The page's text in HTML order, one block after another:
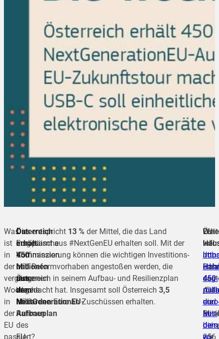
Was
ist
in
der
vergangenen
Woche
in
der
EU
passiert?
Österreich
erhält
450
Millionen
aus
dem
NextGenerationEU-
Aufbauplan
Die
Europäische
Kommission
hat
diese
Woche
im
Rahmen
des
EU-
Das entspricht 13 % der Mittel, die das Land
insgesamt aus #NextGenEU erhalten soll. Mit der
Vorfinanzierung können die wichtigen Investitions-
und Reformvorhaben angestoßen werden, die
Österreich in seinem Aufbau- und Resilienzplan
angedacht hat. Insgesamt soll Österreich3,5
MilliardenEuro an Zuschüssen erhalten.
EU-
die
die
wir
will
im
des
und
256
450-
aus-
eu-